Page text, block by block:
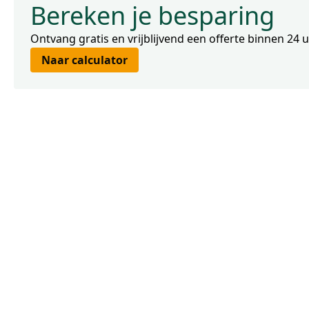
Bereken je besparing
Ontvang gratis en vrijblijvend een offerte binnen 24
Naar calculator